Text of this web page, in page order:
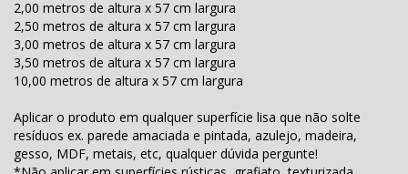
2,00 metros de altura x 57 cm largura
2,50 metros de altura x 57 cm largura
3,00 metros de altura x 57 cm largura
3,50 metros de altura x 57 cm largura
10,00 metros de altura x 57 cm largura
Aplicar o produto em qualquer superfície lisa que não solte
resíduos ex. parede amaciada e pintada, azulejo, madeira,
gesso, MDF, metais, etc, qualquer dúvida pergunte!